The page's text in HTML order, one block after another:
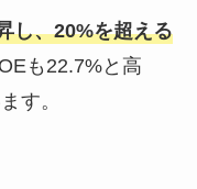
し、20%を超える
も22.7%と高
す。